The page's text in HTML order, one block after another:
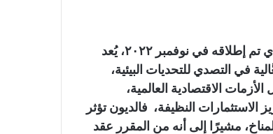
وأكد الوزير، أن «تحالف الديون من أجل التنمية المستدامة»، الذي تم إطلاقه في نوفمبر ٢٠٢٢، يُعد
في التصدي للتحديات البيئية،
الاقتصادية العالمية،
الاستثمارات النظيفة، فالديون تؤثر
مشيرًا إلى أنه من المقرر عقد